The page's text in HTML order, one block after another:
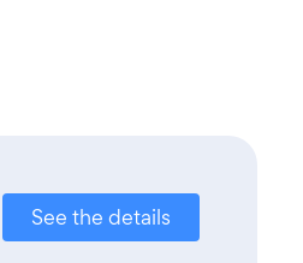
See the details